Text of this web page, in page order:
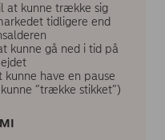
at kunne trække sig
tidligere end
kunne gå ned i tid på
have en pause
”trække stikket”)